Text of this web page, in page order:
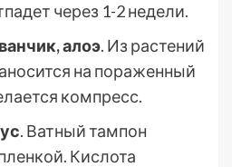
через 1-2 недели.
алоэ. Из растений
на пораженный
компресс.
. Ватный тампон
Кислота